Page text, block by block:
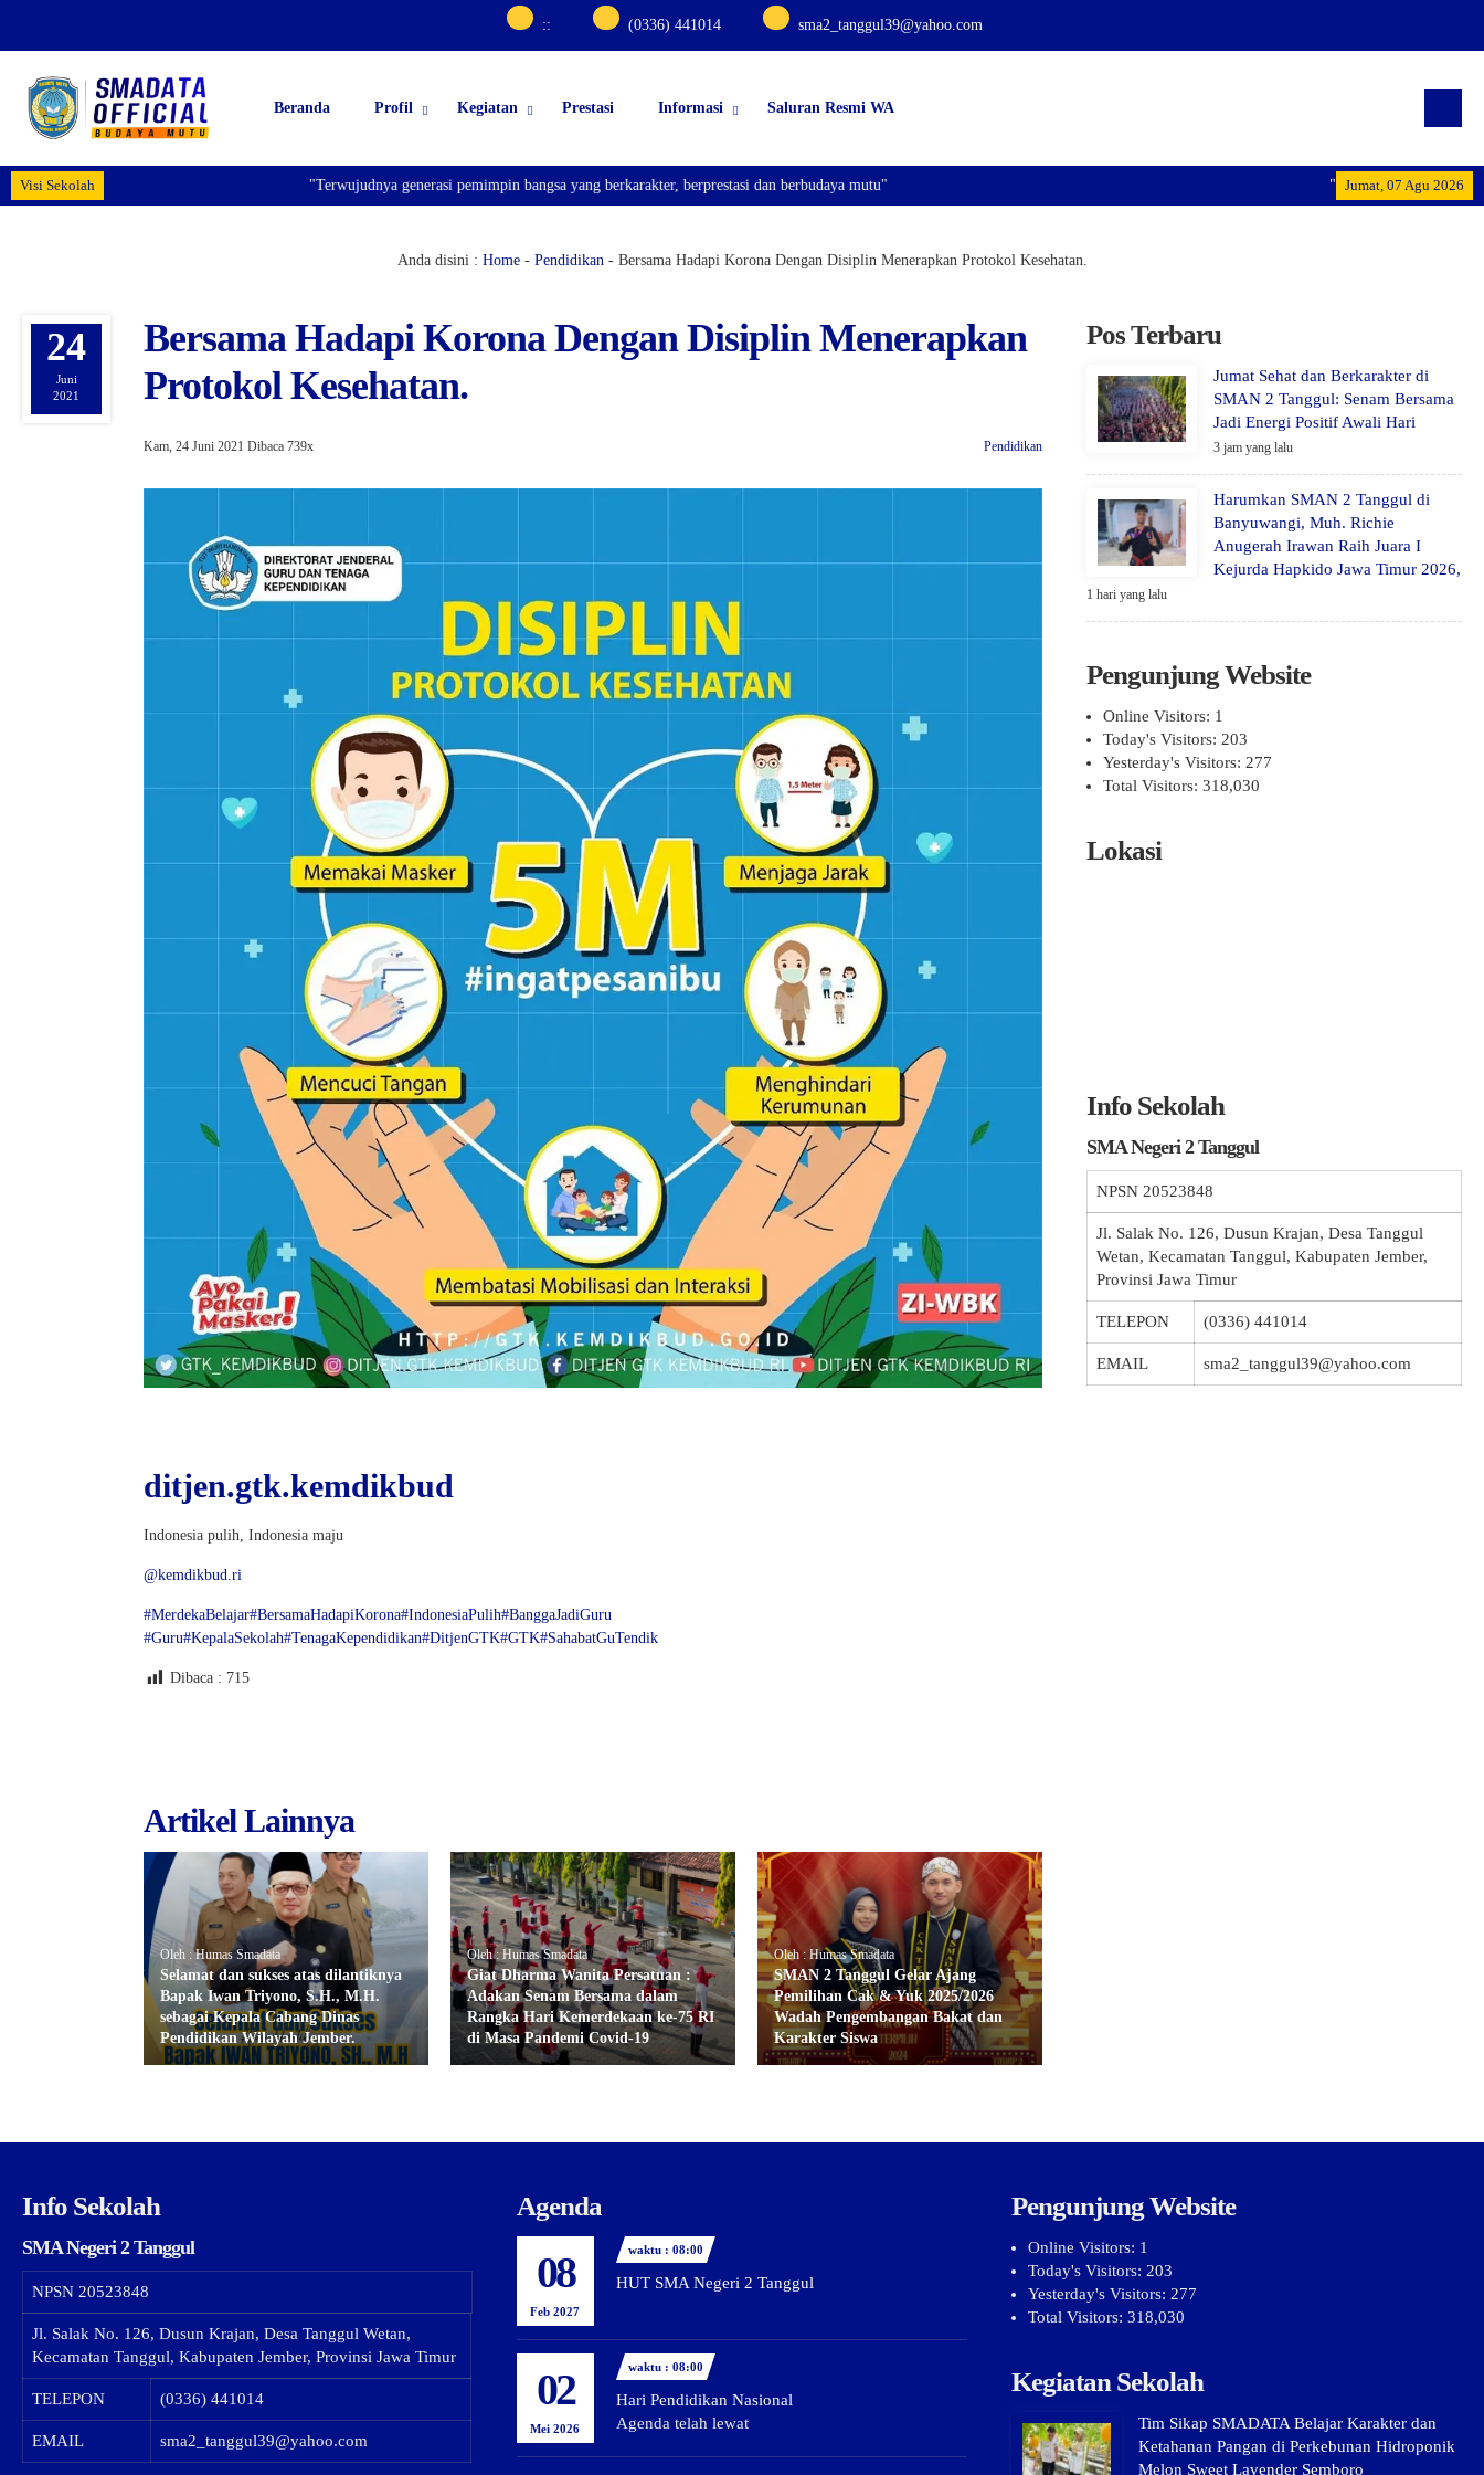
:: (0336) 441014 sma2_tanggul39@yahoo.com
Beranda Profil Kegiatan Prestasi Informasi Saluran Resmi WA
Visi Sekolah Jumat, 07 Agu 2026
"Terwujudnya generasi
"Terwujudnya generasi pemimpin bangsa yang berkarakter, berprestasi dan berbudaya mutu"
Anda disini : Home- Pendidikan- Bersama Hadapi Korona Dengan Disiplin Menerapkan Protokol Kesehatan.
24
Juni
2021
Bersama Hadapi Korona Dengan Disiplin Menerapkan
Protokol Kesehatan.
Kam, 24 Juni 2021 Dibaca 739x Pendidikan
ditjen.gtk.kemdikbud
Indonesia pulih, Indonesia maju
@kemdikbud.ri
#MerdekaBelajar#BersamaHadapiKorona#IndonesiaPulih#BanggaJadiGuru
#Guru#KepalaSekolah#TenagaKependidikan#DitjenGTK#GTK#SahabatGuTendik
Dibaca : 715
Artikel Lainnya
Oleh : Humas Smadata
Selamat dan sukses atas dilantiknya
Bapak Iwan Triyono, S.H., M.H.
sebagai Kepala Cabang Dinas
Pendidikan Wilayah Jember.
Oleh : Humas Smadata
Giat Dharma Wanita Persatuan :
Adakan Senam Bersama dalam
Rangka Hari Kemerdekaan ke-75 RI
di Masa Pandemi Covid-19
Oleh : Humas Smadata
SMAN 2 Tanggul Gelar Ajang
Pemilihan Cak & Yuk 2025/2026
Wadah Pengembangan Bakat dan
Karakter Siswa
Pos Terbaru
Jumat Sehat dan Berkarakter di
SMAN 2 Tanggul: Senam Bersama
Jadi Energi Positif Awali Hari
3 jam yang lalu
Harumkan SMAN 2 Tanggul di
Banyuwangi, Muh. Richie
Anugerah Irawan Raih Juara I
Kejurda Hapkido Jawa Timur 2026,
1 hari yang lalu
Pengunjung Website
Online Visitors: 1
Today's Visitors: 203
Yesterday's Visitors: 277
Total Visitors: 318,030
Lokasi
Info Sekolah
SMA Negeri 2 Tanggul
NPSN 20523848
Jl. Salak No. 126, Dusun Krajan, Desa Tanggul
Wetan, Kecamatan Tanggul, Kabupaten Jember,
Provinsi Jawa Timur
TELEPON (0336) 441014
EMAIL sma2_tanggul39@yahoo.com
Info Sekolah
SMA Negeri 2 Tanggul
NPSN 20523848
Jl. Salak No. 126, Dusun Krajan, Desa Tanggul Wetan,
Kecamatan Tanggul, Kabupaten Jember, Provinsi Jawa Timur
TELEPON (0336) 441014
EMAIL sma2_tanggul39@yahoo.com
Agenda
08
Feb 2027
waktu : 08:00
HUT SMA Negeri 2 Tanggul
02
Mei 2026
waktu : 08:00
Hari Pendidikan Nasional
Agenda telah lewat
Pengunjung Website
Online Visitors: 1
Today's Visitors: 203
Yesterday's Visitors: 277
Total Visitors: 318,030
Kegiatan Sekolah
Tim Sikap SMADATA Belajar Karakter dan
Ketahanan Pangan di Perkebunan Hidroponik
Melon Sweet Lavender Semboro